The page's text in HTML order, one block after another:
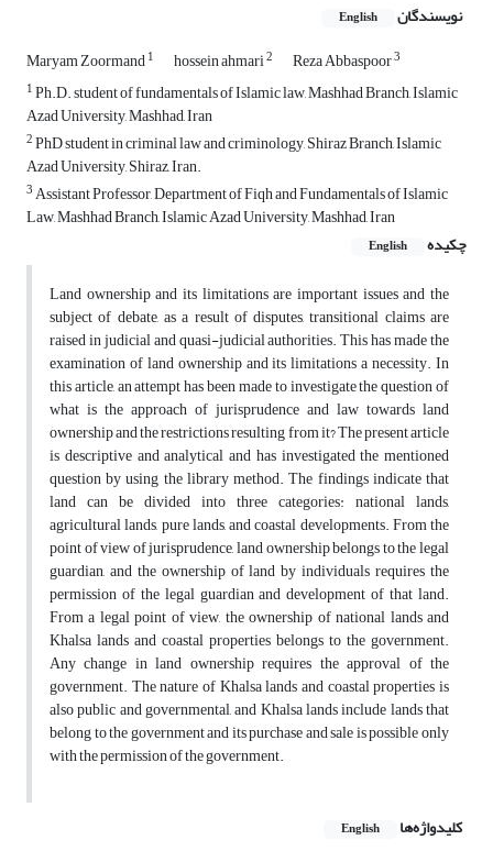
نویسندگان English
Maryam Zoormand1 hossein ahmari2 Reza Abbaspoor3
1Ph.D. student of fundamentals of Islamic law, Mashhad Branch, Islamic
Azad University, Mashhad, Iran
2PhD student in criminal law and criminology, Shiraz Branch, Islamic
Azad University, Shiraz, Iran.
3Assistant Professor, Department of Fiqh and Fundamentals of Islamic
Law, Mashhad Branch, Islamic Azad University, Mashhad, Iran
چکیده
English
Land ownership and its limitations are important issues and the
subject of debate, as a result of disputes, transitional claims are
raised in judicial and quasi-judicial authorities. This has made the
examination of land ownership and its limitations a necessity. In
this article, an attempt has been made to investigate the question of
what is the approach of jurisprudence and law towards land
ownership and the restrictions resulting from it? The present article
is descriptive and analytical and has investigated the mentioned
question by using the library method. The findings indicate that
land can be divided into three categories: national lands,
agricultural lands, pure lands, and coastal developments. From the
point of view of jurisprudence, land ownership belongs to the legal
guardian, and the ownership of land by individuals requires the
permission of the legal guardian and development of that land.
From a legal point of view, the ownership of national lands and
Khalsa lands and coastal properties belongs to the government.
Any change in land ownership requires the approval of the
government. The nature of Khalsa lands and coastal properties is
also public and governmental, and Khalsa lands include lands that
belong to the government and its purchase and sale is possible only
with the permission of the government.
کلیدواژه‌ها English